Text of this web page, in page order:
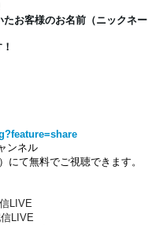
お客様のお名前（ニックネー
ンネル
）にて無料でご視聴できます。
LIVE
LIVE